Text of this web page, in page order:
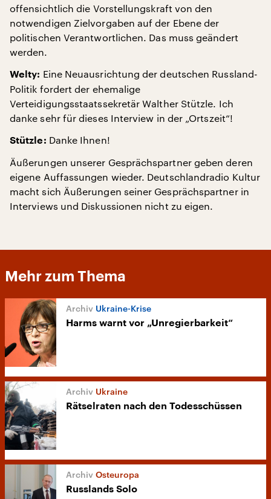
offensichtlich die Vorstellungskraft von den
notwendigen Zielvorgaben auf der Ebene der
politischen Verantwortlichen. Das muss geändert
werden.
Welty: Eine Neuausrichtung der deutschen Russland-
Politik fordert der ehemalige
Verteidigungsstaatssekretär Walther Stützle. Ich
danke sehr für dieses Interview in der „Ortszeit“!
Stützle: Danke Ihnen!
Äußerungen unserer Gesprächspartner geben deren
eigene Auffassungen wieder. Deutschlandradio Kultur
macht sich Äußerungen seiner Gesprächspartner in
Interviews und Diskussionen nicht zu eigen.
Mehr zum Thema
Ukraine-Krise
Harms warnt vor „Unregierbarkeit“
Ukraine
Rätselraten nach den Todesschüssen
Osteuropa
Russlands Solo